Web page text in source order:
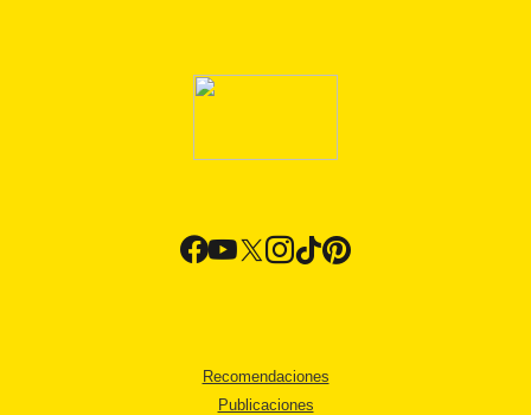
Recomendaciones
Publicaciones